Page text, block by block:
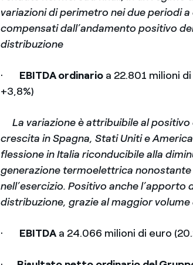
variazioni di perimetro nei due periodi
compensati dall’andamento positivo
distribuzione
· EBITDA ordinarioa 22.801 milioni
+3,8%)
­La variazione è attribuibile al
crescita in Spagna, Stati Uniti e
flessione in Italia riconducibile alla
generazione termoelettrica
nell’esercizio. Positivo anche
distribuzione, grazie al maggior
· EBITDAa 24.066 milioni di euro